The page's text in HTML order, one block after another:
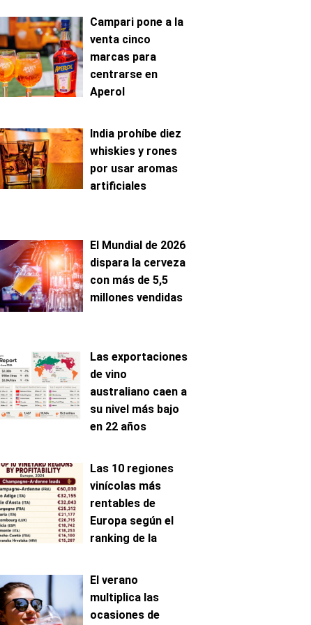
Campari pone a la
venta cinco
marcas para
centrarse en
Aperol
India prohíbe diez
whiskies y rones
por usar aromas
artificiales
El Mundial de 2026
dispara la cerveza
con más de 5,5
millones vendidas
Las exportaciones
de vino
australiano caen a
su nivel más bajo
en 22 años
Las 10 regiones
vinícolas más
rentables de
Europa según el
ranking de la
El verano
multiplica las
ocasiones de